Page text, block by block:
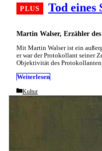
Martin Walser, Erzähler
Tod eines
Mit Martin Walser ist ein
er war der Protokollant seiner
Objektivität des
Weiterlesen
Categories
Kultur